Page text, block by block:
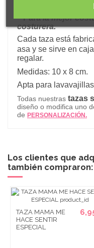
porcelana
"Parala mejor
costurera.
Cada taza está
asa y se sirve en
regalar.
Medidas: 10 x 8 cm.
Apta para
Todas nuestras tazas
diseño o modifica uno
de PERSONALIZACIÓN.
Los clientes que
también compraron:
TAZA MAMA ME
HACE SENTIR
ESPECIAL